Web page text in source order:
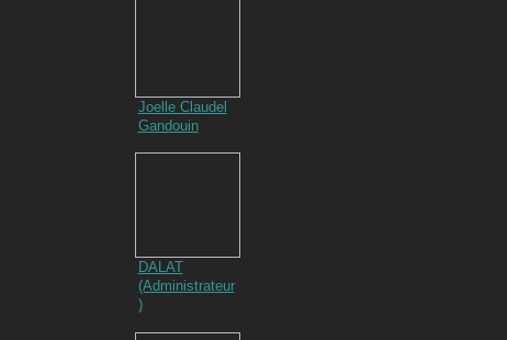
Joelle Claudel
Gandouin
DALAT
(Administrateur
)